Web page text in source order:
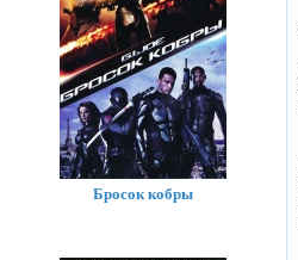
Бросок кобры